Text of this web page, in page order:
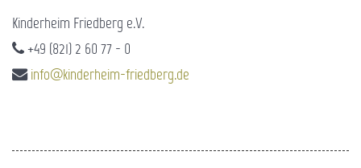
Kinderheim Friedberg e.V.
+49 (821) 2 60 77 - 0
info@kinderheim-friedberg.de